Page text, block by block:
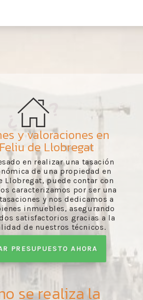
y valoraciones en
de Llobregat
en realizar una tasación
de una propiedad en
Llobregat, puede contar con
caracterizamos por ser una
y nos dedicamos a
inmuebles, asegurando
satisfactorios gracias a la
de nuestros técnicos.
PRESUPUESTO AHORA
se realiza la